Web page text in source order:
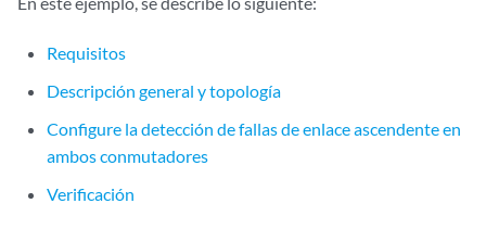
Requisitos
Descripción general y topología
Configure la detección de fallas de enlace ascendente en
ambos conmutadores
Verificación